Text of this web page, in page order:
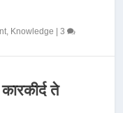
, Knowledge |3
ते